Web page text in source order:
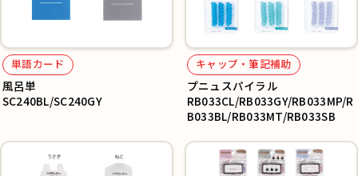
単語カード
風呂単
SC240BL/SC240GY
キャップ・筆記補助
プニュスパイラル
RB033CL/RB033GY/RB033MP/R
B033BL/RB033MT/RB033SB